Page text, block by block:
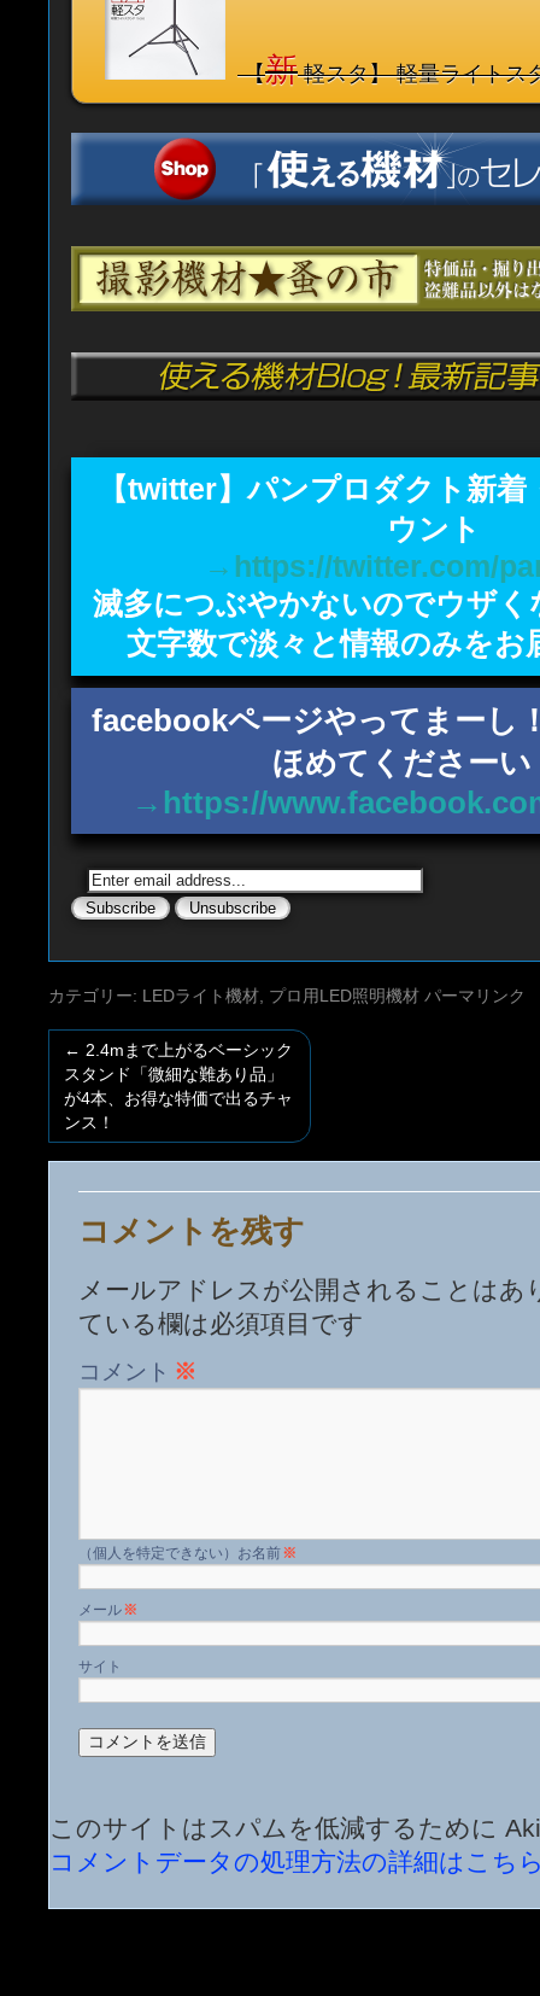
【新軽スタ】 軽量ライトス
【twitter】パンプロダクト新着
ウント
→https://twitter.com/
滅多につぶやかないのでウザく
文字数で淡々と情報のみをお
facebookページやってまーし
ほめてくださーい
→https://
カテゴリー: LEDライト機材, プロ用LED照明機材 パーマリンク
← 2.4mまで上がるベーシック
スタンド「微細な難あり品」
が4本、お得な特価で出るチャ
ンス！
コメントを残す
メールアドレスが公開されることはあ
ている欄は必須項目です
コメント ※
名前※
メール※
サイト
このサイトはスパムを低減するために
コメントデータの処理方法の詳細はこち